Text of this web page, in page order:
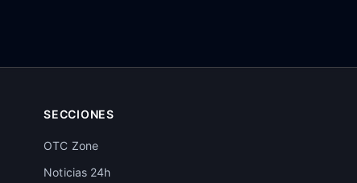
SECCIONES
OTC Zone
Noticias 24h